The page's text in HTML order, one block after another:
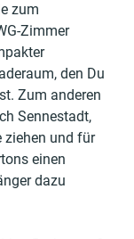
zum
Zimmer
den Du
Zum anderen
Sennestadt,
ziehen und für
einen
dazu